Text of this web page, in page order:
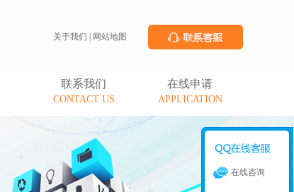
关于我们 网站地图
联系我们
CONTACT US
在线申请
APPLICATION
在线咨询